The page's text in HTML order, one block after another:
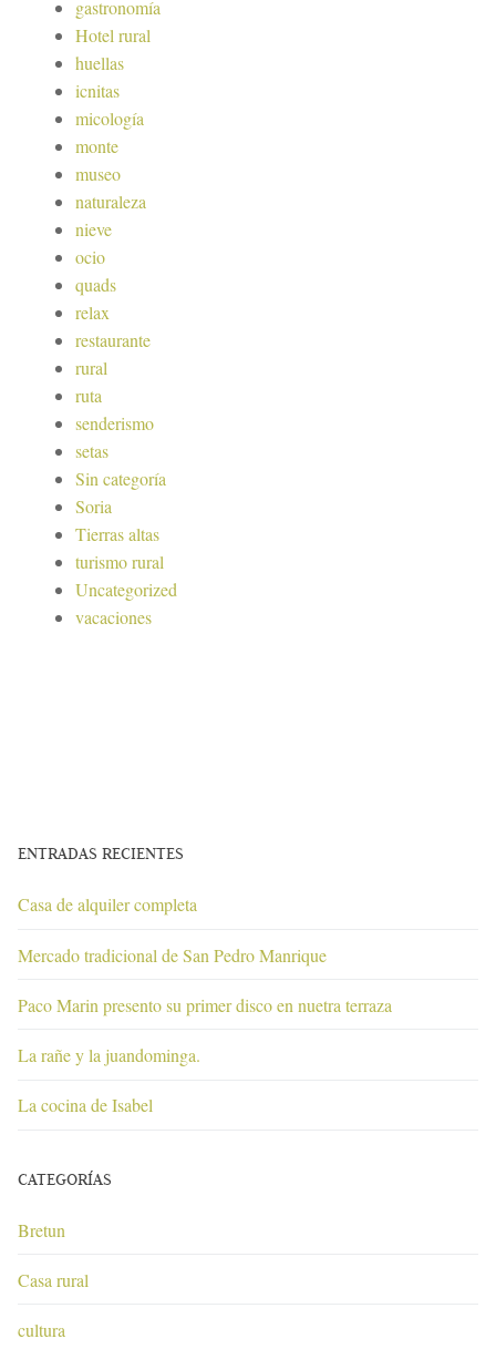
gastronomía
Hotel rural
huellas
icnitas
micología
monte
museo
naturaleza
nieve
ocio
quads
relax
restaurante
rural
ruta
senderismo
setas
Sin categoría
Soria
Tierras altas
turismo rural
Uncategorized
vacaciones
ENTRADAS RECIENTES
Casa de alquiler completa
Mercado tradicional de San Pedro Manrique
Paco Marin presento su primer disco en nuetra terraza
La rañe y la juandominga.
La cocina de Isabel
CATEGORÍAS
Bretun
Casa rural
cultura